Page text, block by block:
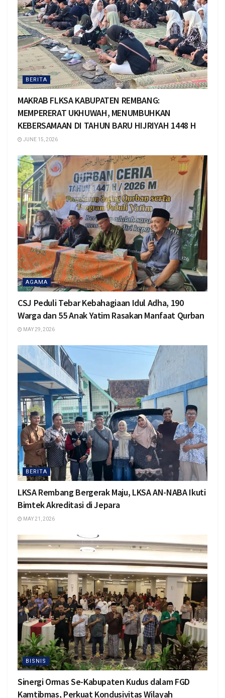
BERITA
MAKRAB FLKSA KABUPATEN REMBANG:
MEMPERERAT UKHUWAH, MENUMBUHKAN
KEBERSAMAAN DI TAHUN BARU HIJRIYAH 1448 H
JUNE 15, 2026
AGAMA
CSJ Peduli Tebar Kebahagiaan Idul Adha, 190
Warga dan 55 Anak Yatim Rasakan Manfaat Qurban
MAY 29, 2026
BERITA
LKSA Rembang Bergerak Maju, LKSA AN-NABA Ikuti
Bimtek Akreditasi di Jepara
MAY 21, 2026
BISNIS
Sinergi Ormas Se-Kabupaten Kudus dalam FGD
Kamtibmas, Perkuat Kondusivitas Wilayah